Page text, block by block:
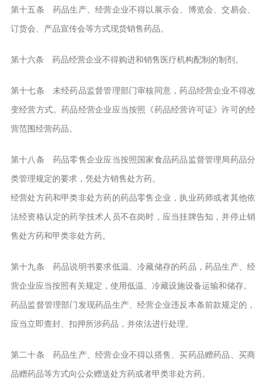
第十五条 药品生产、经营企业不得以展示会、博览会、交易会、
订货会、产品宣传会等方式现货销售药品。
第十六条 药品经营企业不得购进和销售医疗机构配制的制剂。
第十七条 未经药品监督管理部门审核同意，药品经营企业不得改
变经营方式。药品经营企业应当按照《药品经营许可证》许可的经
营范围经营药品。
第十八条 药品零售企业应当按照国家食品药品监督管理局药品分
类管理规定的要求，凭处方销售处方药。
经营处方药和甲类非处方药的药品零售企业，执业药师或者其他依
法经资格认定的药学技术人员不在岗时，应当挂牌告知，并停止销
售处方药和甲类非处方药。
第十九条 药品说明书要求低温、冷藏储存的药品，药品生产、经
营企业应当按照有关规定，使用低温、冷藏设施设备运输和储存。
药品监督管理部门发现药品生产、经营企业违反本条前款规定的，
应当立即查封、扣押所涉药品，并依法进行处理。
第二十条 药品生产、经营企业不得以搭售、买药品赠药品、买商
品赠药品等方式向公众赠送处方药或者甲类非处方药。